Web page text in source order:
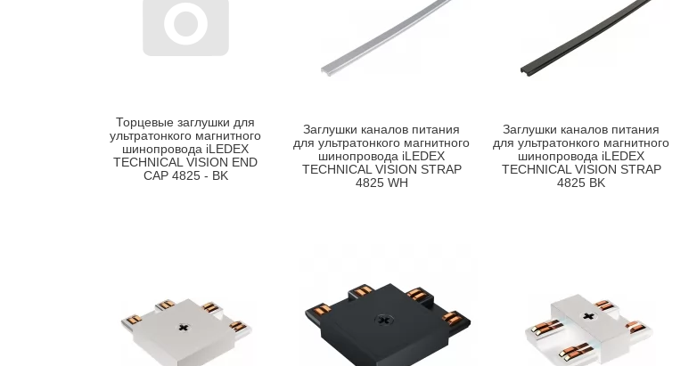
Торцевые заглушки для
ультратонкого магнитного
шинопровода iLEDEX
TECHNICAL VISION END
CAP 4825 - BK
Заглушки каналов питания
для ультратонкого магнитного
шинопровода iLEDEX
TECHNICAL VISION STRAP
4825 WH
Заглушки каналов питания
для ультратонкого магнитного
шинопровода iLEDEX
TECHNICAL VISION STRAP
4825 BK